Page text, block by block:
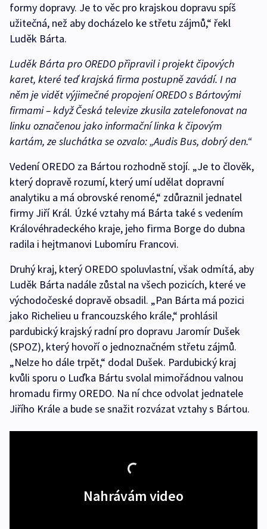
formy dopravy. Je to věc pro krajskou dopravu spíš
užitečná, než aby docházelo ke střetu zájmů,“ řekl
Luděk Bárta.
Luděk Bárta pro OREDO připravil i projekt čipových
karet, které teď krajská firma postupně zavádí. I na
něm je vidět výjimečné propojení OREDO s Bártovými
firmami – když Česká televize zkusila zatelefonovat na
linku označenou jako informační linka k čipovým
kartám, ze sluchátka se ozvalo: „Audis Bus, dobrý den.“
Vedení OREDO za Bártou rozhodně stojí. „Je to člověk,
který dopravě rozumí, který umí udělat dopravní
analytiku a má obrovské renomé,“ zdůraznil jednatel
firmy Jiří Král. Úzké vztahy má Bárta také s vedením
Královéhradeckého kraje, jeho firma Borge do dubna
radila i hejtmanovi Lubomíru Francovi.
Druhý kraj, který OREDO spoluvlastní, však odmítá, aby
Luděk Bárta nadále zůstal na všech pozicích, které ve
východočeské dopravě obsadil. „Pan Bárta má pozici
jako Richelieu u francouzského krále,“ prohlásil
pardubický krajský radní pro dopravu Jaromír Dušek
(SPOZ), který hovoří o jednoznačném střetu zájmů.
„Nelze ho dále trpět,“ dodal Dušek. Pardubický kraj
kvůli sporu o Luďka Bártu svolal mimořádnou valnou
hromadu firmy OREDO. Na ní chce odvolat jednatele
Jiřího Krále a bude se snažit rozvázat vztahy s Bártou.
Nahrávám video